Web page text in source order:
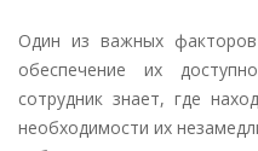
Один из важных
обеспечение их
сотрудник знает, где
необходимости их